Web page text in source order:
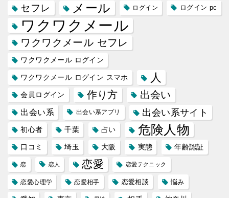
セフレ メール ログイン ログイン pc
ワクワクメール
ワクワクメール セフレ
ワクワクメール ログイン
ワクワクメール ログイン スマホ 人
会員ログイン 作り方 出会い
出会い系 出会い系アプリ 出会い系サイト
初心者 千葉 占い 危険人物
口コミ 埼玉 大阪 実態 年齢認証
恋 恋人 恋愛 恋愛テクニック
恋愛心理学 恋愛相手 恋愛相談 悩み